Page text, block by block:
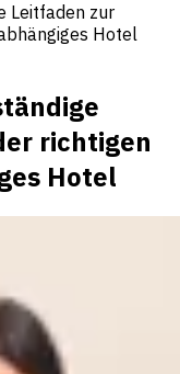
Leitfaden zur
Hotel
richtigen
Hotel